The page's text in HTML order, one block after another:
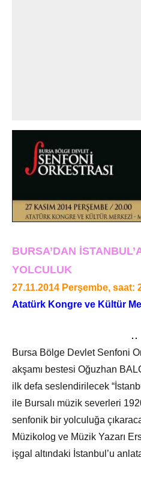
BURSA’DAN
YOLCULUK
27.11.2014 Perşembe, saat:
Atatürk Kongre ve Kültür
Bursa Bölge Devlet Senfoni
akşamı bestesi Oğuzhan
ilk defa seslendirilecek
ile Bursalı müzik severleri
senfonik bir yolculuğa
Müzikolog ve Müzik Yazarı
işgal altındaki İstanbul’u